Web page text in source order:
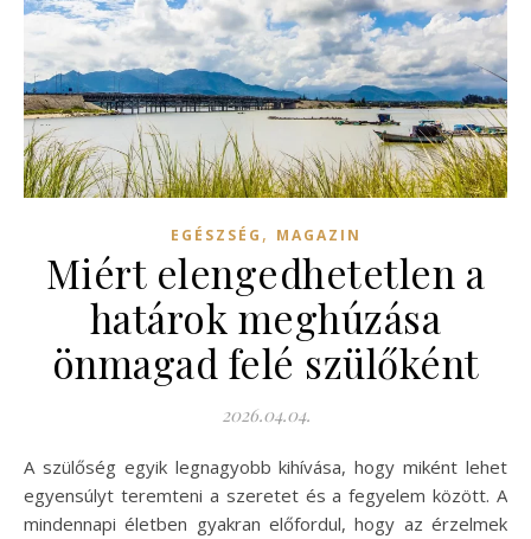
EGÉSZSÉG , MAGAZIN
Miért elengedhetetlen a
határok meghúzása
önmagad felé szülőként
2026.04.04.
A szülőség egyik legnagyobb kihívása, hogy miként lehet
egyensúlyt teremteni a szeretet és a fegyelem között. A
mindennapi életben gyakran előfordul, hogy az érzelmek